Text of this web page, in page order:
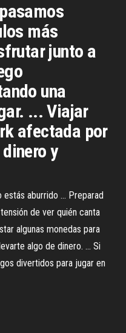
más
junto a
una
... Viajar
afectada por
y
aburrido ... Preparad
de ver quién canta
algunas monedas para
algo de dinero. ... Si
divertidos para jugar en